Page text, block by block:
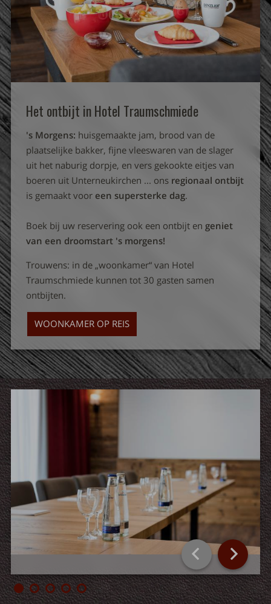
Het ontbijt in Hotel Traumschmiede
's Morgens: huisgemaakte jam, brood van de
plaatselijke bakker, fijne vleeswaren van de slager
uit het naburig dorpje, en vers gekookte eitjes van
boeren uit Unterneukirchen ... ons regionaal ontbijt
is gemaakt voor een supersterke dag.
Boek bij uw reservering ook een ontbijt en geniet
van een droomstart 's morgens!
Trouwens: in de „woonkamer“ van Hotel
Traumschmiede kunnen tot 30 gasten samen
ontbijten.
WOONKAMER OP REIS